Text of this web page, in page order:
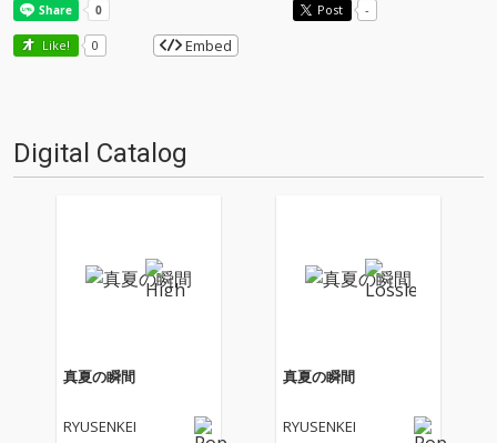
Post -
Like! 0 Embed
Digital Catalog
真夏の瞬間
RYUSENKEI
真夏の瞬間
RYUSENKEI